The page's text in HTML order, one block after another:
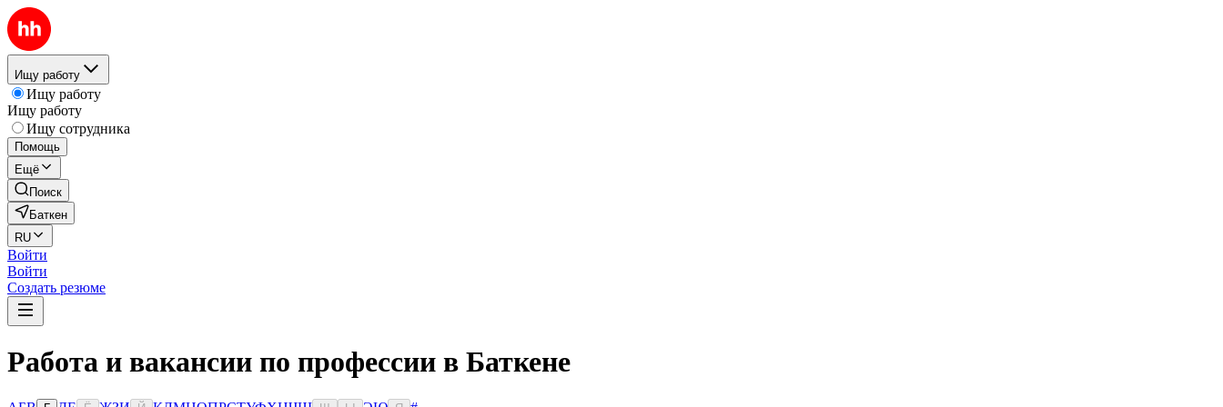
Ищу работу
Ищу работу
Ищу работу
Ищу сотрудника
Помощь
Ещё
Поиск
Баткен
RU
Войти
Войти
Создать резюме
Работа и вакансии по профессии в Баткене